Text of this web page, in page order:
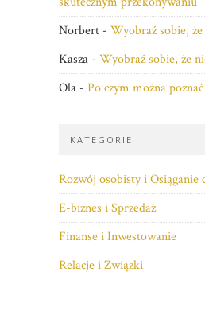
Norbert - Wyobraź sobie,
Kasza - Wyobraź sobie, że
Ola - Po czym można
KATEGORIE
Rozwój osobisty i Osiąganie
E-biznes i Sprzedaż
Finanse i Inwestowanie
Relacje i Związki